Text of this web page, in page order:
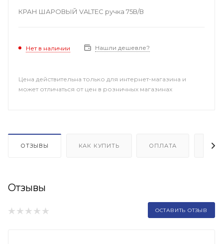
КРАН ШАРОВЫЙ VALTEC ручка 75В/В
Нет в наличии Нашли дешевле?
Цена действительна только для интернет-магазина и
может отличаться от цен в розничных магазинах
ОТЗЫВЫ КАК КУПИТЬ ОПЛАТА
Отзывы
ОСТАВИТЬ ОТЗЫВ